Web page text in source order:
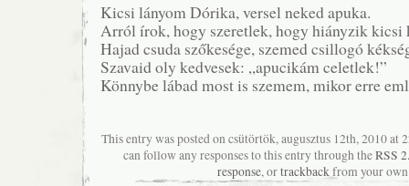
Kicsi lányom Dórika, versel neked apuka.
Arról írok, hogy szeretlek, hogy hiányzik kicsi
Hajad csuda szőkesége, szemed csillogó
Szavaid oly kedvesek: „apucikám celetlek!”
Könnybe lábad most is szemem, mikor erre
This entry was posted on csütörtök, augusztus 12th, 2010 at
can follow any responses to this entry through theRSS
response, ortrackbackfrom your